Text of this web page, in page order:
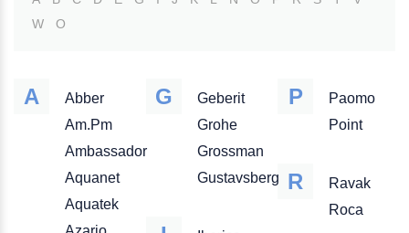
W
О
A
Abber
Am.Pm
Ambassador
Aquanet
Aquatek
G
Geberit
Grohe
Grossman
Gustavsberg
P
Paomo
Point
R
Ravak
Roca